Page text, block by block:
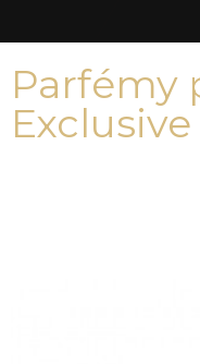
Parfémy
Exclusive